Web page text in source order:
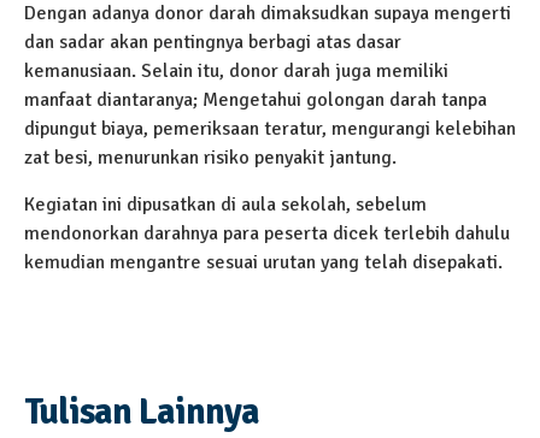
Dengan adanya donor darah dimaksudkan supaya mengerti
dan sadar akan pentingnya berbagi atas dasar
kemanusiaan. Selain itu, donor darah juga memiliki
manfaat diantaranya; Mengetahui golongan darah tanpa
dipungut biaya, pemeriksaan teratur, mengurangi kelebihan
zat besi, menurunkan risiko penyakit jantung.
Kegiatan ini dipusatkan di aula sekolah, sebelum
mendonorkan darahnya para peserta dicek terlebih dahulu
kemudian mengantre sesuai urutan yang telah disepakati.
Tulisan Lainnya